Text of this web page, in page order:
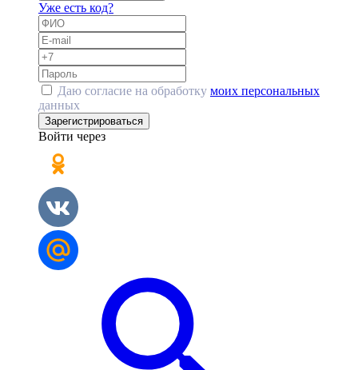
Уже есть код?
Даю согласие на обработку моих персональных
данных
Зарегистрироваться
Войти через